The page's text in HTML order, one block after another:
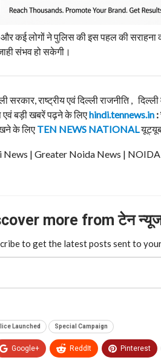
कई लोगों ने पुलिस की इस पहल की
संभव हो सकेगी।
सरकार, राष्ट्रीय एवं दिल्ली राजनीति ,
एवं बड़ी खबरें पढ़ने के लिएhindi.tennews.in :
के लिए TEN NEWS NATIONAL
News | Greater Noida News |
more from टेन न्यूज
to get the latest posts sent to your
Launched Special Campaign
Google+ ReddIt Pinterest